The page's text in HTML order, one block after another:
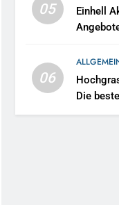
05
Einhell
06
Die